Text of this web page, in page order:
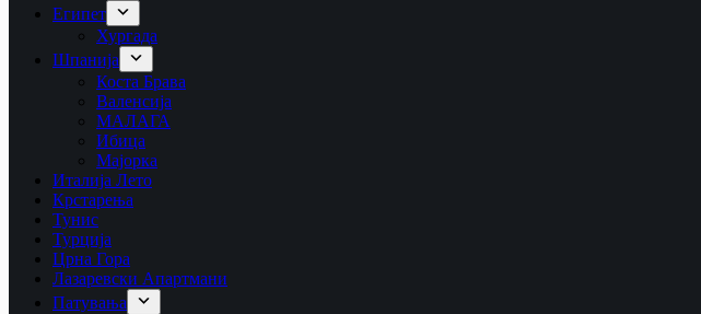
Египет
Хургада
Шпанија
Коста Брава
Валенсија
МАЛАГА
Ибица
Мајорка
Италија Лето
Крстарења
Тунис
Турција
Црна Гора
Лазаревски Апартмани
Патувања